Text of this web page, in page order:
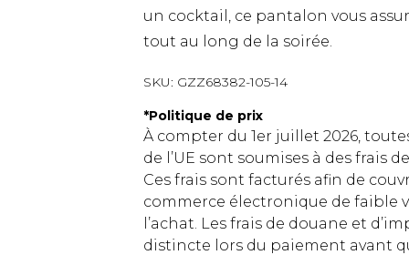
un cocktail, ce pantalon vous
tout au long de la soirée.
SKU: GZZ68382-105-14
*Politique de prix
À compter du 1er juillet 2026,
de l’UE sont soumises à des frais
Ces frais sont facturés afin de
commerce électronique de faible
l’achat. Les frais de douane et
distincte lors du paiement avant